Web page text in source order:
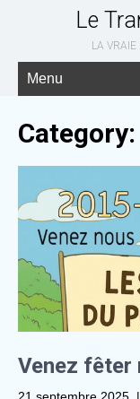
Le
LA
Menu
Venez fêter